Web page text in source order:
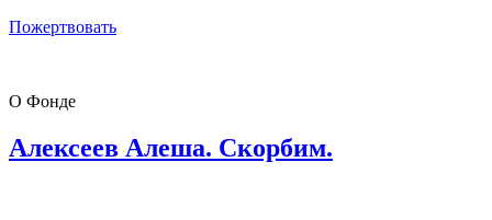
Пожертвовать
О Фонде
Алексеев Алеша. Скорбим.